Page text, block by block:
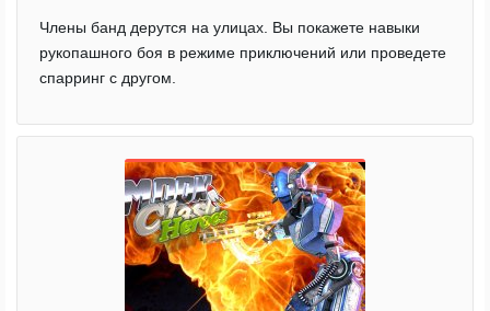
Члены банд дерутся на улицах. Вы покажете навыки
рукопашного боя в режиме приключений или проведете
спарринг с другом.